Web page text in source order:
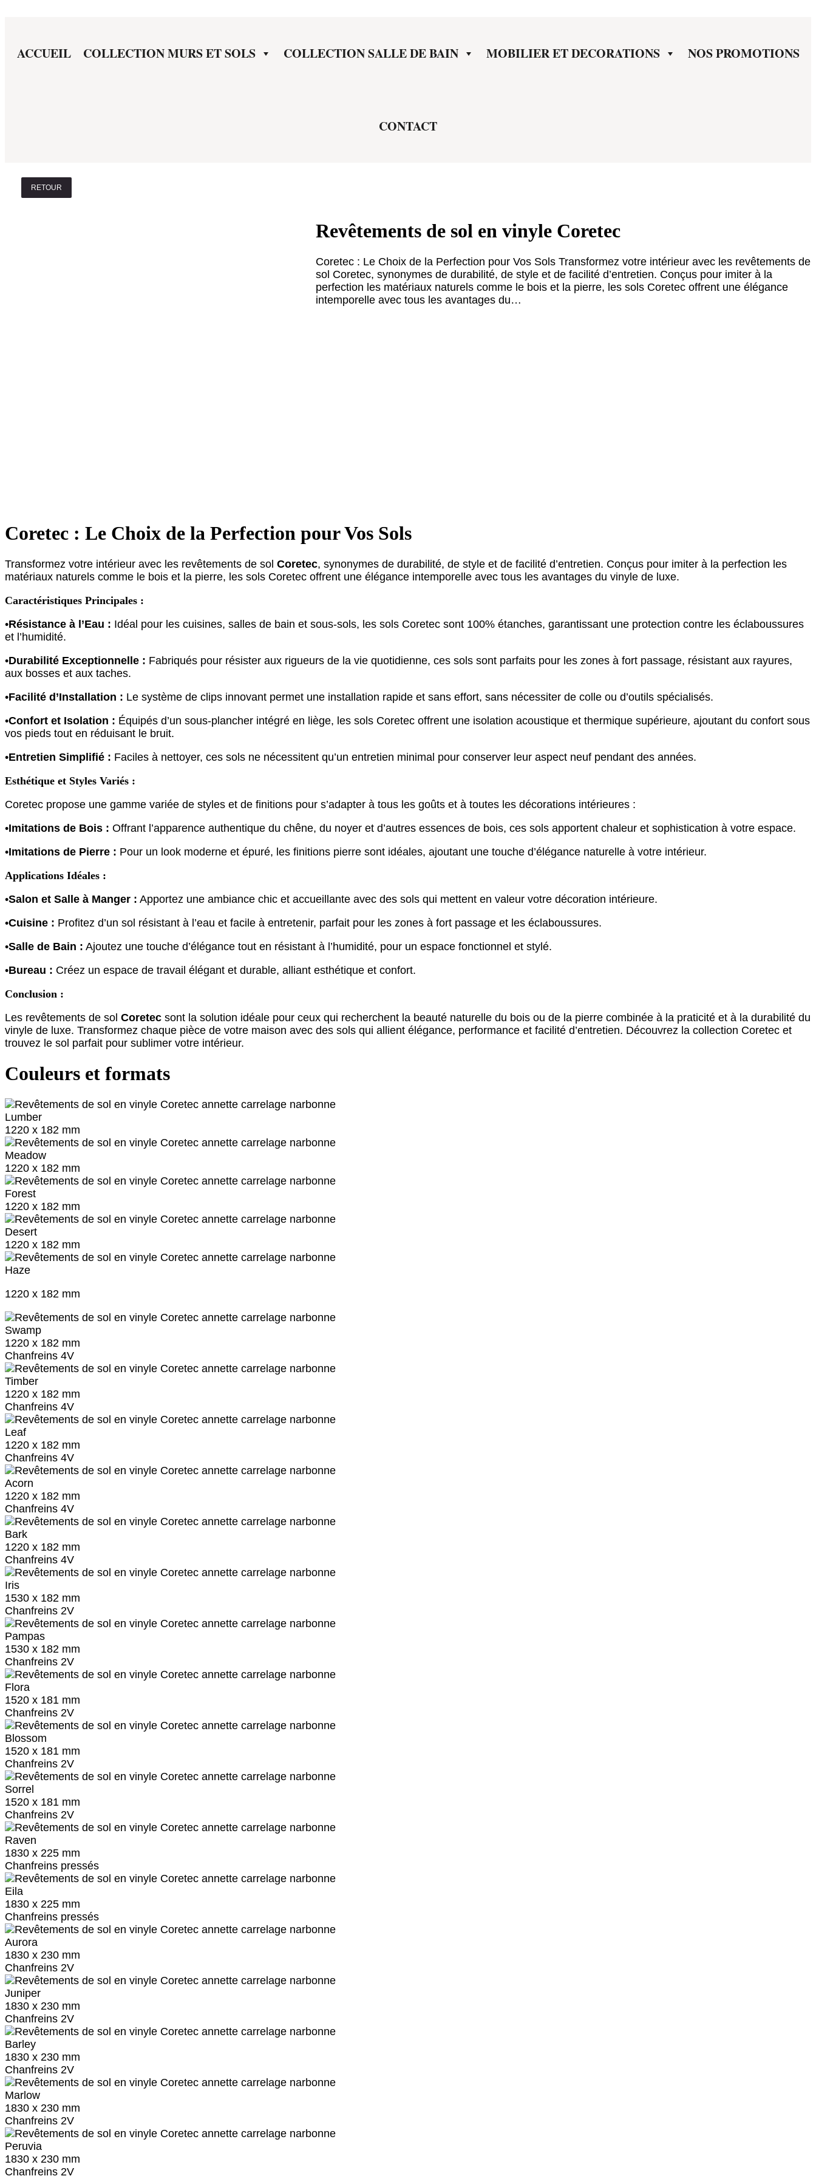
ACCUEIL COLLECTION MURS ET SOLS COLLECTION SALLE DE BAIN MOBILIER ET DECORATIONS NOS PROMOTIONS
CONTACT
RETOUR
Revêtements de sol en vinyle Coretec
Coretec : Le Choix de la Perfection pour Vos Sols Transformez votre intérieur avec les revêtements de
sol Coretec, synonymes de durabilité, de style et de facilité d’entretien. Conçus pour imiter à la
perfection les matériaux naturels comme le bois et la pierre, les sols Coretec offrent une élégance
intemporelle avec tous les avantages du…
Coretec : Le Choix de la Perfection pour Vos Sols
Transformez votre intérieur avec les revêtements de sol Coretec, synonymes de durabilité, de style et de facilité d’entretien. Conçus pour imiter à la perfection les
matériaux naturels comme le bois et la pierre, les sols Coretec offrent une élégance intemporelle avec tous les avantages du vinyle de luxe.
Caractéristiques Principales :
•Résistance à l’Eau : Idéal pour les cuisines, salles de bain et sous-sols, les sols Coretec sont 100% étanches, garantissant une protection contre les éclaboussures
et l’humidité.
•Durabilité Exceptionnelle : Fabriqués pour résister aux rigueurs de la vie quotidienne, ces sols sont parfaits pour les zones à fort passage, résistant aux rayures,
aux bosses et aux taches.
•Facilité d’Installation : Le système de clips innovant permet une installation rapide et sans effort, sans nécessiter de colle ou d’outils spécialisés.
•Confort et Isolation : Équipés d’un sous-plancher intégré en liège, les sols Coretec offrent une isolation acoustique et thermique supérieure, ajoutant du confort sous
vos pieds tout en réduisant le bruit.
•Entretien Simplifié : Faciles à nettoyer, ces sols ne nécessitent qu’un entretien minimal pour conserver leur aspect neuf pendant des années.
Esthétique et Styles Variés :
Coretec propose une gamme variée de styles et de finitions pour s’adapter à tous les goûts et à toutes les décorations intérieures :
•Imitations de Bois : Offrant l’apparence authentique du chêne, du noyer et d’autres essences de bois, ces sols apportent chaleur et sophistication à votre espace.
•Imitations de Pierre : Pour un look moderne et épuré, les finitions pierre sont idéales, ajoutant une touche d’élégance naturelle à votre intérieur.
Applications Idéales :
•Salon et Salle à Manger : Apportez une ambiance chic et accueillante avec des sols qui mettent en valeur votre décoration intérieure.
•Cuisine : Profitez d’un sol résistant à l’eau et facile à entretenir, parfait pour les zones à fort passage et les éclaboussures.
•Salle de Bain : Ajoutez une touche d’élégance tout en résistant à l’humidité, pour un espace fonctionnel et stylé.
•Bureau : Créez un espace de travail élégant et durable, alliant esthétique et confort.
Conclusion :
Les revêtements de sol Coretec sont la solution idéale pour ceux qui recherchent la beauté naturelle du bois ou de la pierre combinée à la praticité et à la durabilité du
vinyle de luxe. Transformez chaque pièce de votre maison avec des sols qui allient élégance, performance et facilité d’entretien. Découvrez la collection Coretec et
trouvez le sol parfait pour sublimer votre intérieur.
Couleurs et formats
Lumber
1220 x 182 mm
Meadow
1220 x 182 mm
Forest
1220 x 182 mm
Desert
1220 x 182 mm
Haze
1220 x 182 mm
Swamp
1220 x 182 mm
Chanfreins 4V
Timber
1220 x 182 mm
Chanfreins 4V
Leaf
1220 x 182 mm
Chanfreins 4V
Acorn
1220 x 182 mm
Chanfreins 4V
Bark
1220 x 182 mm
Chanfreins 4V
Iris
1530 x 182 mm
Chanfreins 2V
Pampas
1530 x 182 mm
Chanfreins 2V
Flora
1520 x 181 mm
Chanfreins 2V
Blossom
1520 x 181 mm
Chanfreins 2V
Sorrel
1520 x 181 mm
Chanfreins 2V
Raven
1830 x 225 mm
Chanfreins pressés
Eila
1830 x 225 mm
Chanfreins pressés
Aurora
1830 x 230 mm
Chanfreins 2V
Juniper
1830 x 230 mm
Chanfreins 2V
Barley
1830 x 230 mm
Chanfreins 2V
Marlow
1830 x 230 mm
Chanfreins 2V
Peruvia
1830 x 230 mm
Chanfreins 2V